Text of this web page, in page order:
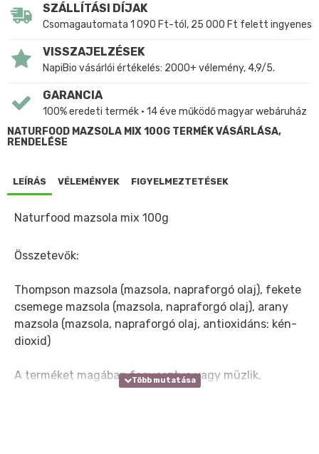
SZÁLLÍTÁSI DÍJAK
Csomagautomata 1 090 Ft-tól, 25 000 Ft felett ingyenes
VISSZAJELZÉSEK
NapiBio vásárlói értékelés: 2000+ vélemény, 4,9/5.
GARANCIA
100% eredeti termék • 14 éve működő magyar webáruház
NATURFOOD MAZSOLA MIX 100G TERMÉK VÁSÁRLÁSA,
RENDELÉSE
LEÍRÁS VÉLEMÉNYEK FIGYELMEZTETÉSEK
Naturfood mazsola mix 100g
Összetevők:
Thompson mazsola (mazsola, napraforgó olaj), fekete
csemege mazsola (mazsola, napraforgó olaj), arany
mazsola (mazsola, napraforgó olaj, antioxidáns: kén-
dioxid)
A terméket magában fogyasztva vagy müzlik,
sütemények, töltelékek készítéséhez ajánljuk.